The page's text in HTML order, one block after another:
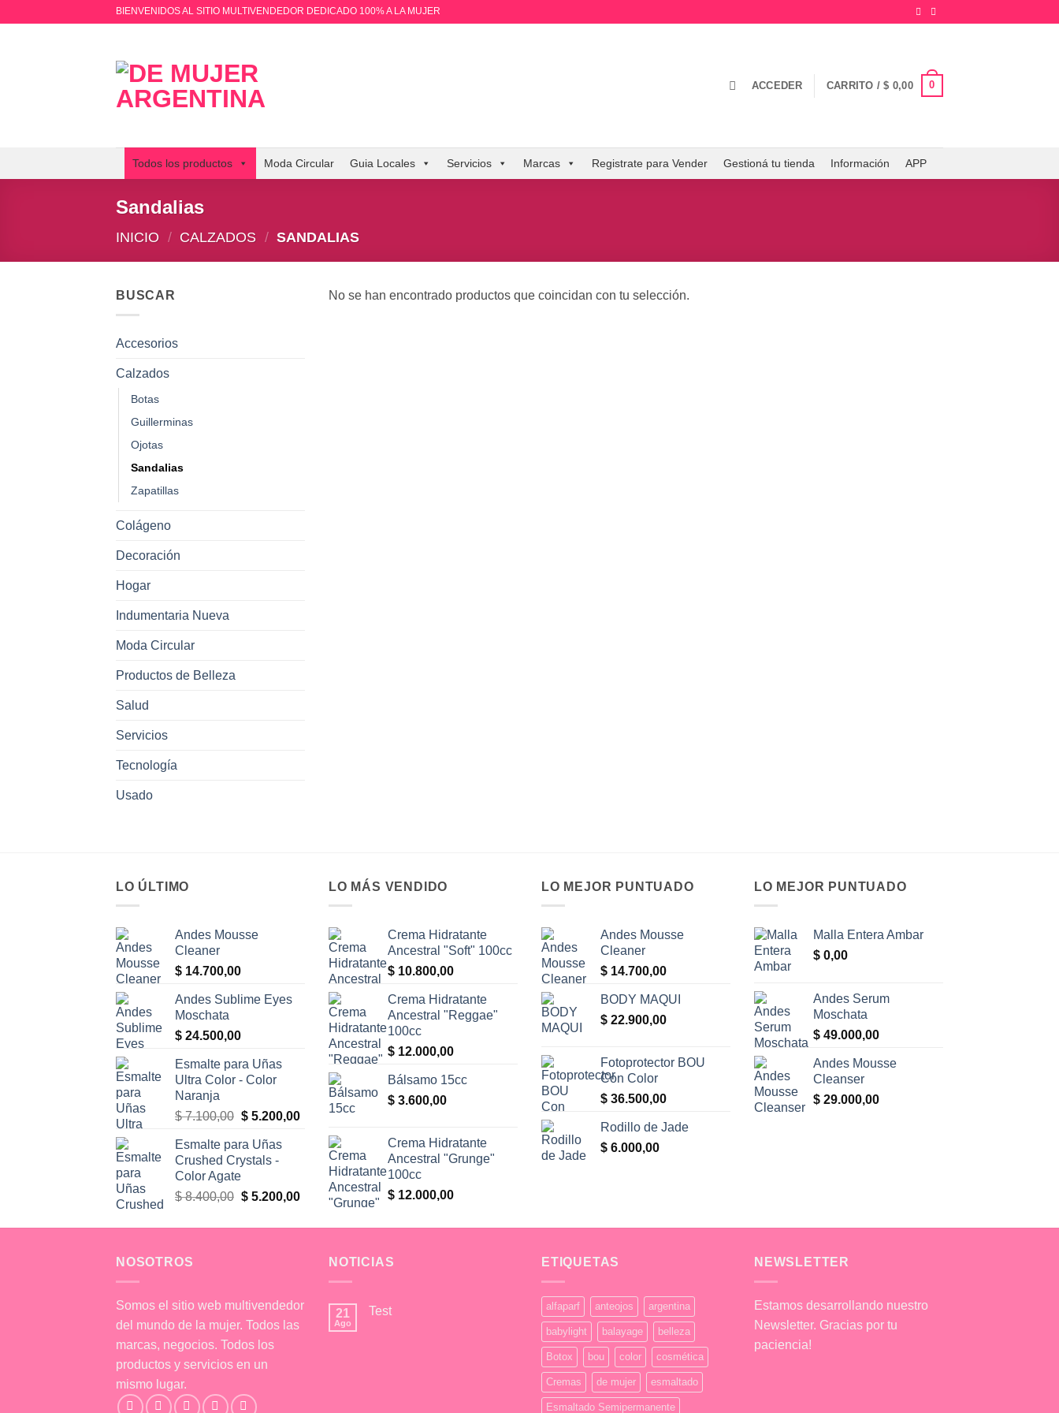
BIENVENIDOS AL SITIO MULTIVENDEDOR DEDICADO 100% A LA MUJER
ACCEDER CARRITO /$ 0,00 0
Todos los productos Moda Circular Guia Locales Servicios Marcas Registrate para Vender Gestioná tu tienda Información APP
Sandalias
INICIO / CALZADOS / SANDALIAS
BUSCAR
Accesorios
Calzados
Botas
Guillerminas
Ojotas
Sandalias
Zapatillas
Colágeno
Decoración
Hogar
Indumentaria Nueva
Moda Circular
Productos de Belleza
Salud
Servicios
Tecnología
Usado
No se han encontrado productos que coincidan con tu selección.
LO ÚLTIMO
Andes Mousse
Cleaner
$ 14.700,00
Andes Sublime Eyes
Moschata
$ 24.500,00
Esmalte para Uñas
Ultra Color - Color
Naranja
$7.100,00 El
original
era:
$ 7.100,00.
$5.200,00El
actual
$ 5.200,00.
Esmalte para Uñas
Crushed Crystals -
Color Agate
$8.400,00 El
original
$5.200,00El
actual
$ 5.200,00.
LO MÁS VENDIDO
Crema Hidratante
Ancestral "Soft" 100cc
$ 10.800,00
Crema Hidratante
Ancestral "Reggae"
100cc
$ 12.000,00
Bálsamo 15cc
$ 3.600,00
Crema Hidratante
Ancestral "Grunge"
100cc
$ 12.000,00
LO MEJOR PUNTUADO
Andes Mousse
Cleaner
$ 14.700,00
BODY MAQUI
$ 22.900,00
Fotoprotector BOU
Con Color
$ 36.500,00
Rodillo de Jade
$ 6.000,00
LO MEJOR PUNTUADO
Malla Entera Ambar
$ 0,00
Andes Serum
Moschata
$ 49.000,00
Andes Mousse
Cleanser
$ 29.000,00
NOSOTROS
Somos el sitio web multivendedor
del mundo de la mujer. Todos las
marcas, negocios. Todos los
productos y servicios en un
mismo lugar.
NOTICIAS
21
Ago
Test
ETIQUETAS
alfaparf anteojos argentina
babylight balayage belleza
Botox bou color cosmética
Cremas de mujer esmaltado
Esmaltado Semipermanente
NEWSLETTER
Estamos desarrollando nuestro
Newsletter. Gracias por tu
paciencia!